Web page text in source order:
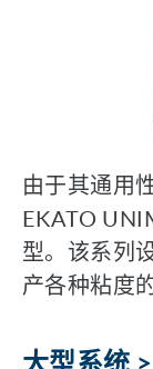
由于其通用
EKATO
型。该系列
产各种粘度
大型系统